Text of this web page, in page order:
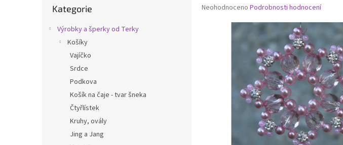
kategorie
Kategorie
Výrobky a šperky od Terky
Košíky
Vajíčko
Srdce
Podkova
Košík na čaje - tvar šneka
Čtyřlístek
Kruhy, ovály
Jing a Jang
Průměrné
Neohodnoceno Podrobnosti hodnocení